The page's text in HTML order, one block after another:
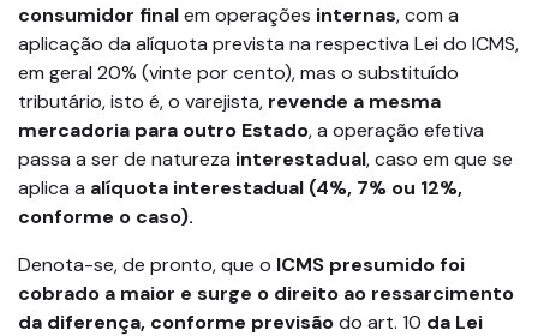
consumidor finalem operações internas, com a
aplicação da alíquota prevista na respectiva Lei do ICMS,
em geral 20% (vinte por cento), mas o substituído
tributário, isto é, o varejista, revende a mesma
mercadoria para outro Estado, a operação efetiva
passa a ser de natureza interestadual, caso em que se
aplica a alíquota interestadual (4%, 7% ou 12%,
conforme o caso).
Denota-se, de pronto, que o ICMS presumido foi
cobrado a maior e surge o direito ao ressarcimento
da diferença, conforme previsãodo art. 10 da Lei